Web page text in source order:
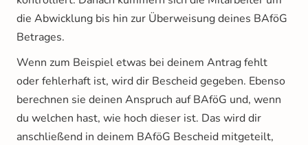
die Abwicklung bis hin zur Überweisung deines BAföG
Betrages.
Wenn zum Beispiel etwas bei deinem Antrag fehlt
oder fehlerhaft ist, wird dir Bescheid gegeben. Ebenso
berechnen sie deinen Anspruch auf BAföG und, wenn
du welchen hast, wie hoch dieser ist. Das wird dir
anschließend in deinem BAföG Bescheid mitgeteilt,